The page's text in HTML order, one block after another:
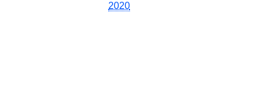
2020